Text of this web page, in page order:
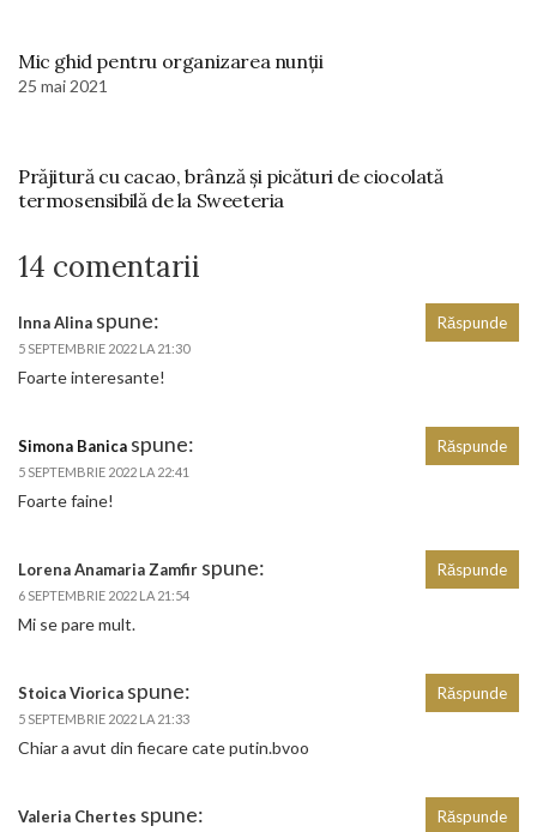
Mic ghid pentru organizarea nunții
25 mai 2021
Prăjitură cu cacao, brânză și picături de ciocolată
termosensibilă de la Sweeteria
14 comentarii
Inna Alina spune:
5 SEPTEMBRIE 2022 LA 21:30
Foarte interesante!
Răspunde
Simona Banica spune:
5 SEPTEMBRIE 2022 LA 22:41
Foarte faine!
Răspunde
Lorena Anamaria Zamfir spune:
6 SEPTEMBRIE 2022 LA 21:54
Mi se pare mult.
Răspunde
Stoica Viorica spune:
5 SEPTEMBRIE 2022 LA 21:33
Chiar a avut din fiecare cate putin.bvoo
Răspunde
Valeria Chertes spune: Răspunde